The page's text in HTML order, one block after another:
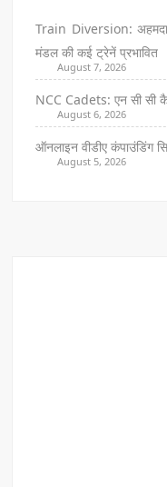
Train Diversion:
मंडल की कई ट्रेनें प्रभावित
August 7, 2026
NCC Cadets: एन सी सी
August 6, 2026
ऑनलाइन वीडीए कंपाउंडिंग
August 5, 2026